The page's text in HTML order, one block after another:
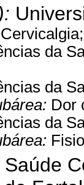
da
da
Dor
da